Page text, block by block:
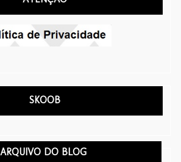
SKOOB
ARQUIVO DO BLOG